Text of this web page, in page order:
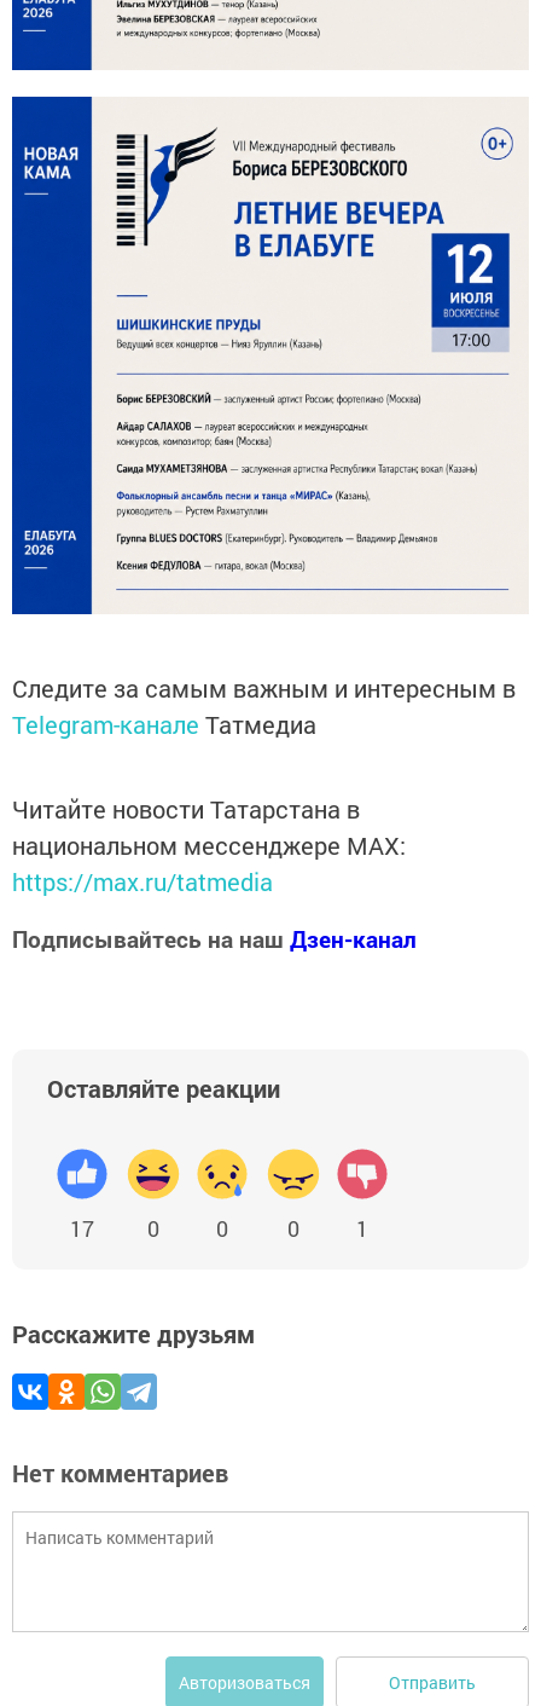
Следите за самым важным и интересным в
Telegram-канале Татмедиа
Читайте новости Татарстана в
национальном мессенджере MАХ:
https://max.ru/tatmedia
Подписывайтесь на наш Дзен-канал
Оставляйте реакции
17 0 0 0 1
Расскажите друзьям
Нет комментариев
Авторизоваться Отправить